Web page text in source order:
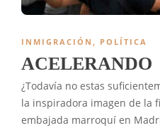
INMIGRACIÓN , POLÍTICA
ACELERANDO
¿Todavía no estas
la inspiradora imagen de la
embajada marroquí en